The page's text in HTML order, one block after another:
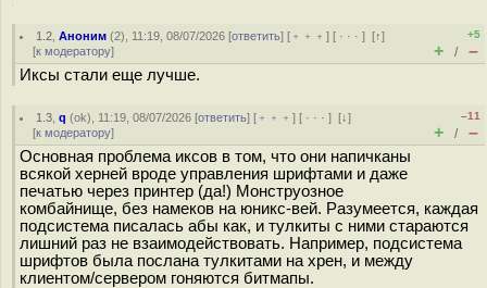
1.2 ,Аноним (2), 11:19, 08/07/2026 [ответить] [ ﹢﹢﹢] [ · · ·][↑]
[к модератору]
+5
+ / –
Иксы стали еще лучше.
1.3 ,q (ok), 11:19, 08/07/2026 [ответить] [ ﹢﹢﹢] [ · · ·][↓]
[к модератору]
–11
+ / –
Основная проблема иксов в том, что они напичканы
всякой херней вроде управления шрифтами и даже
печатью через принтер (да!) Монструозное
комбайнище, без намеков на юникс-вей. Разумеется, каждая
подсистема писалась абы как, и тулкиты с ними стараются
лишний раз не взаимодействовать. Например, подсистема
шрифтов была послана тулкитами на хрен, и между
клиентом/сервером гоняются битмапы.